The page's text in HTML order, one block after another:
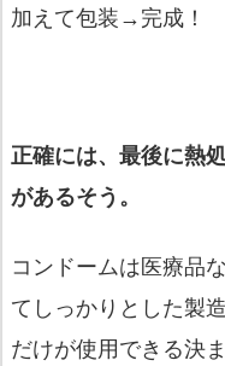
加えて包装→完成！
正確には、最後に熱
があるそう。
コンドームは医療品
てしっかりとした製
だけが使用できる決